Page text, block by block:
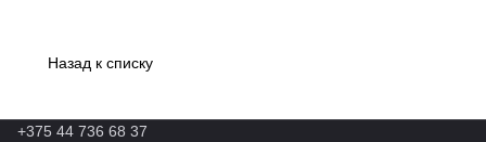
Назад к списку
+375 44 736 68 37